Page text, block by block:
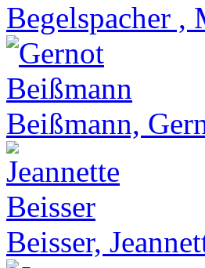
Begelspacher ,
Beißmann,
Beisser,